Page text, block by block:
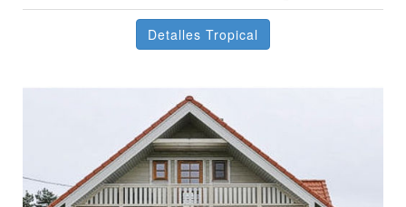
Detalles Tropical